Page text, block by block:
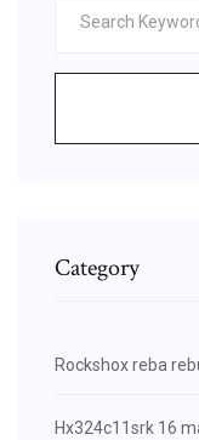
Category
Rockshox reba
Hx324c11srk 16